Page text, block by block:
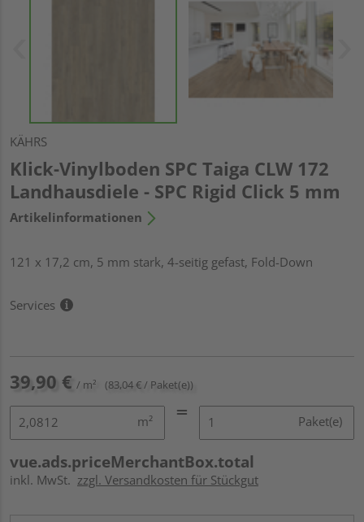
KÄHRS
Klick-Vinylboden SPC Taiga CLW 172
Landhausdiele - SPC Rigid Click 5 mm
Artikelinformationen
121 x 17,2 cm, 5 mm stark, 4-seitig gefast, Fold-Down
Services
39,90 € / m² (83,04 € / Paket(e))
m² Paket(e)
vue.ads.priceMerchantBox.total
inkl. MwSt. zzgl. Versandkosten für Stückgut